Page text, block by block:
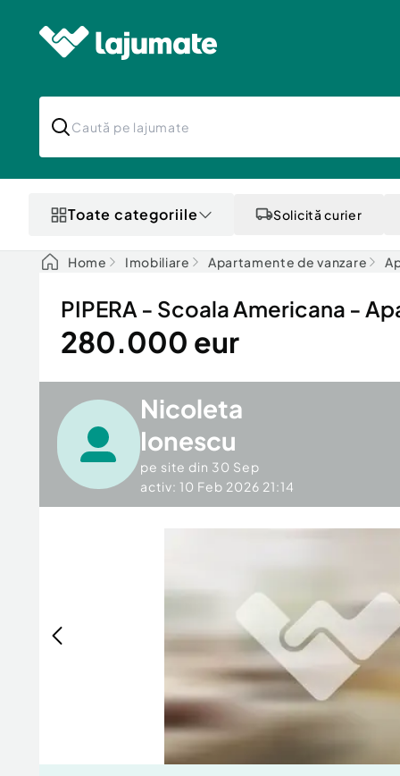
Toate categoriile Solicită curier
Home Imobiliare Apartamente de vanzare
PIPERA - Scoala Americana -
280.000 eur
Nicoleta
Ionescu
pe site din 30 Sep
activ: 10 Feb 2026 21:14